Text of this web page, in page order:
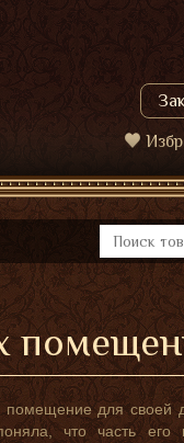
для своей
что часть его